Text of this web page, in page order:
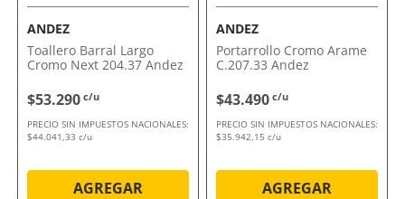
cada detalle.
Comprálo ahora con envío a domicilio o retiro en
tienda.
ANDEZ
Toallero Barral Largo
Cromo Next 204.37 Andez
$53.290 c/u
PRECIO SIN IMPUESTOS NACIONALES:
$44.041,33 c/u
AGREGAR
ANDEZ
Portarrollo Cromo Arame
C.207.33 Andez
$43.490 c/u
PRECIO SIN IMPUESTOS NACIONALES:
$35.942,15 c/u
AGREGAR